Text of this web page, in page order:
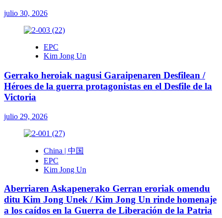
julio 30, 2026
EPC
Kim Jong Un
Gerrako heroiak nagusi Garaipenaren Desfilean /
Héroes de la guerra protagonistas en el Desfile de la
Victoria
julio 29, 2026
China | 中国
EPC
Kim Jong Un
Aberriaren Askapenerako Gerran eroriak omendu
ditu Kim Jong Unek / Kim Jong Un rinde homenaje
a los caídos en la Guerra de Liberación de la Patria